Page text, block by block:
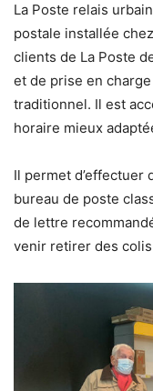
La Poste relais
postale installée
clients de La Poste
et de prise en
traditionnel. Il est
horaire mieux
Il permet d’effectuer
bureau de poste
de lettre
venir retirer des